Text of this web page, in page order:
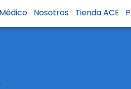
Nosotros Tienda ACE